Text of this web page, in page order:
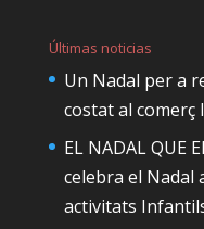
Últimas noticias
Un Nadal per a
costat al comerç
EL NADAL QUE
celebra el Nadal
activitats